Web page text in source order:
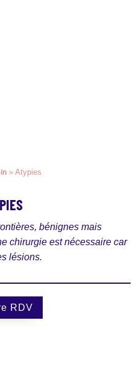
» Atypies
bénignes mais
chirurgie est nécessaire car
lésions.
RDV